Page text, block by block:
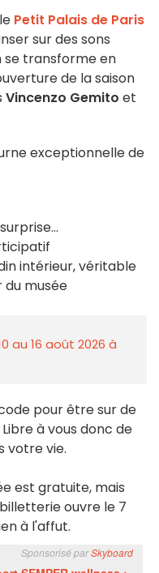
Petit Palais de Paris
sur des sons
se transforme en
de la saison
Vincenzo Gemito et
exceptionnelle de
intérieur, véritable
musée
au 16 août 2026 à
pour être sur de
à vous donc de
votre vie.
est gratuite, mais
ouvre le 7
à l'affut.